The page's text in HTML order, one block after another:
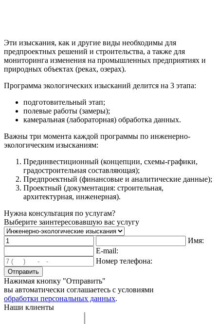
Эти изыскания, как и другие виды необходимы для
предпроектных решений и строительства, а также для
мониторинга изменения на промышленных предприятиях и
природных объектах (реках, озерах).
Программа экологических изысканий делится на 3 этапа:
подготовительный этап;
полевые работы (замеры);
камеральная (лабораторная) обработка данных.
Важны три момента каждой программы по инженерно-
экологическим изысканиям:
Прединвестиционный (концепции, схемы-графики,
градостроительная составляющая);
Предпроектный (финансовые и аналитические данные);
Проектный (документация: строительная,
архитектурная, инженерная).
Нужна консультация по услугам?
Выберите заинтересовавшую вас услугу
Имя:
E-mail:
Номер телефона:
Нажимая кнопку "Отправить"
вы автоматически соглашаетесь с условиями
обработки персональных данных.
Наши клиенты